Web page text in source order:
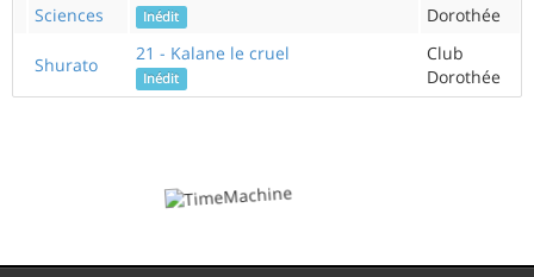
Sciences
Inédit
Dorothée
Shurato
21 - Kalane le cruel
Inédit
Club
Dorothée